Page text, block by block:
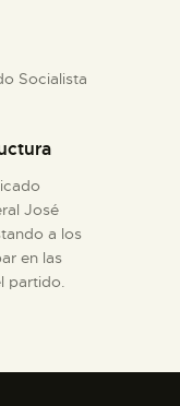
Socialista
José
a los
en las
partido.